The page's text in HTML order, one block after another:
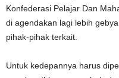
Konfederasi Pelajar Dan
di agendakan lagi lebih
pihak-pihak terkait.
Untuk kedepannya harus